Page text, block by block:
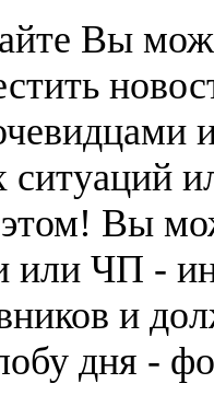
Вы
ситуаций
Вы
или ЧП -
и
дня -